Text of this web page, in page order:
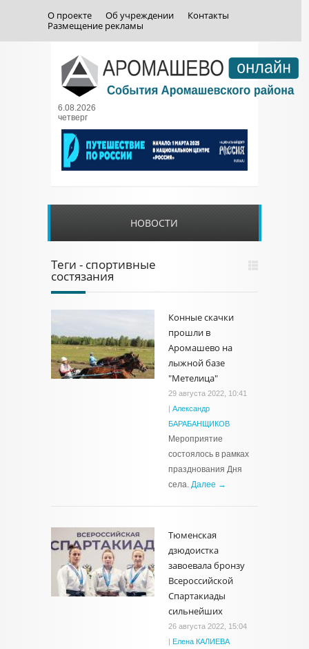
О проекте Об учреждении
Контакты
Размещение рекламы
6.08.2026
четверг
НОВОСТИ
Теги - спортивные
состязания
Конные скачки
прошли в
Аромашево на
лыжной базе
"Метелица"
29 августа 2022, 10:41
| Александр
БАРАБАНЩИКОВ
Мероприятие
состоялось в рамках
празднования Дня
села. Далее →
Тюменская
дзюдоистка
завоевала бронзу
Всероссийской
Спартакиады
сильнейших
26 августа 2022, 15:04
| Елена КАЛИЕВА